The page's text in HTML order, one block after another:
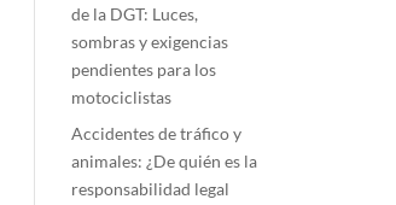
de la DGT: Luces,
sombras y exigencias
pendientes para los
motociclistas
Accidentes de tráfico y
animales: ¿De quién es la
responsabilidad legal